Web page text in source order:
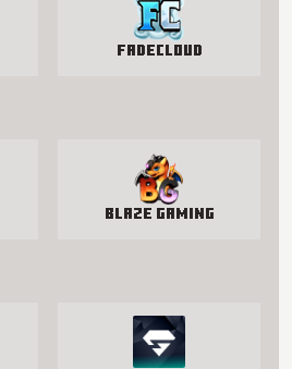
FadeCloud
Blaze Gaming